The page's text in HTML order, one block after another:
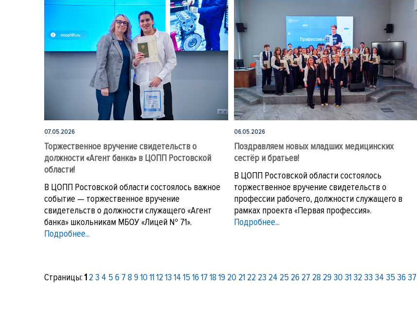
07.05.2026
Торжественное вручение свидетельств о
должности «Агент банка» в ЦОПП Ростовской
области!
В ЦОПП Ростовской области состоялось важное
событие — торжественное вручение
свидетельств о должности служащего «Агент
банка» школьникам МБОУ «Лицей № 71».
Подробнее...
06.05.2026
Поздравляем новых младших медицинских
сестёр и братьев!
В ЦОПП Ростовской области состоялось
торжественное вручение свидетельств о
профессии рабочего, должности служащего в
рамках проекта «Первая профессия».
Подробнее...
Страницы:1 23 4 56 7 8 910111213 14 1516 17 18 19 20 21 22 23 24 25 26 27 28 2930313233 34 3536 37